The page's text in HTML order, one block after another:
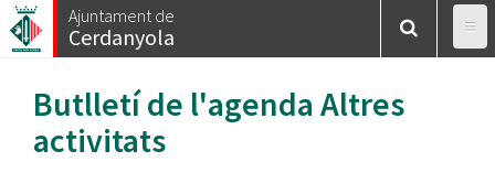
Vés
al
Ajuntament de
Cerdanyola
Butlletí de l'agenda Altres
activitats